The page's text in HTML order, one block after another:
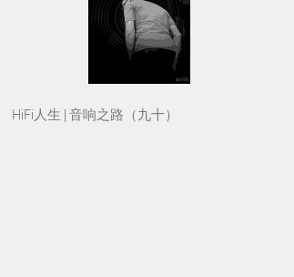
HiFi人生 | 音响之路（九十）